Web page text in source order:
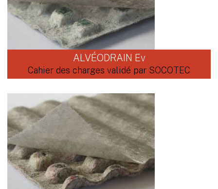
ALVÉODRAIN Ev
Cahier des charges validé par SOCOTEC